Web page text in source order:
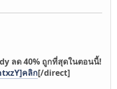
ลด 40% ถูกที่สุดในตอนนี้!
คลิก[/direct]